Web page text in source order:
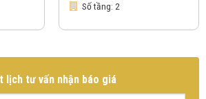
Số tầng: 2
lịch tư vấn nhận báo giá